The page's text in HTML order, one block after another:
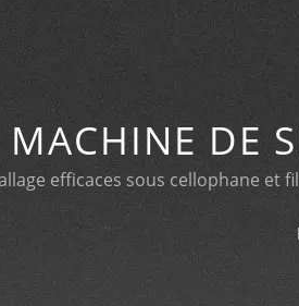
MACHINE DE
efficaces sous cellophane et